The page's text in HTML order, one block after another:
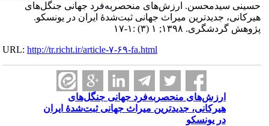
حسینی سیدمحسن. ارزش‌های منحصربه‌فرد جهانی جنگل‌های
هیرکانی، جدیدترین میراث جهانی ثبت‌شدۀ ایران در یونسکو.
پژوهش گردشگری. ۱۳۹۸; ۱ (۳) :۱-۱۷
URL:http://tr.richt.ir/article-۷-۶۹-fa.html
ارزش‌های منحصربه‌فرد جهانی جنگل‌های
هیرکانی، جدیدترین میراث جهانی ثبت‌شدۀ ایران
در یونسکو